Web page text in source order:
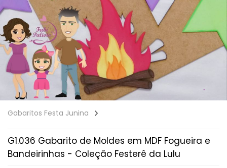
Gabaritos Festa Junina
G1.036 Gabarito de Moldes em MDF Fogueira e
Bandeirinhas - Coleção Festerê da Lulu